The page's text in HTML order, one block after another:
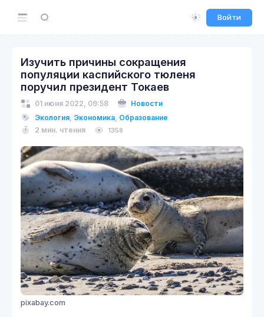
Войти
Изучить причины сокращения
популяции каспийского тюленя
поручил президент Токаев
01 июня 2022, 09:58
Новости
Экология, Экономика, Образование
2 мин. чтения
1358
pixabay.com